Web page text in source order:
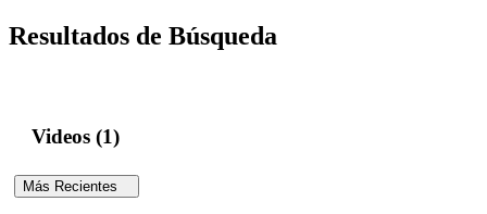
Resultados de Búsqueda
Videos (1)
Más Recientes